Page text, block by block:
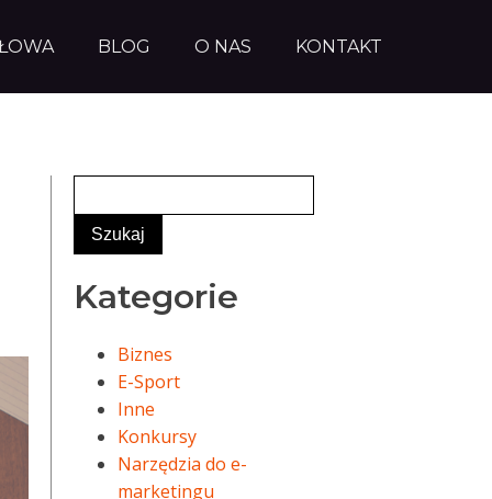
BLOG O NAS KONTAKT
Kategorie
Biznes
E-Sport
Inne
Konkursy
Narzędzia do e-
marketingu